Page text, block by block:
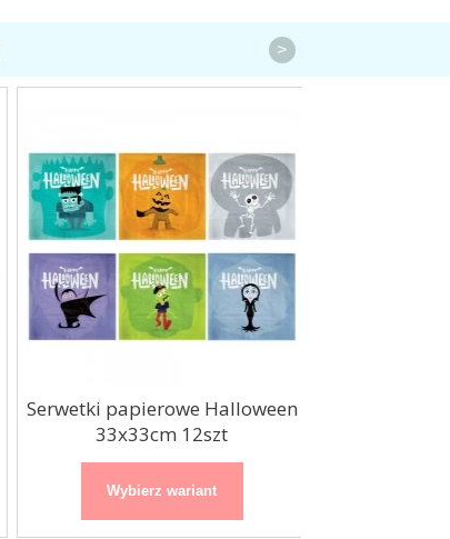
Serwetki papierowe Halloween
33x33cm 12szt
Wybierz wariant
>